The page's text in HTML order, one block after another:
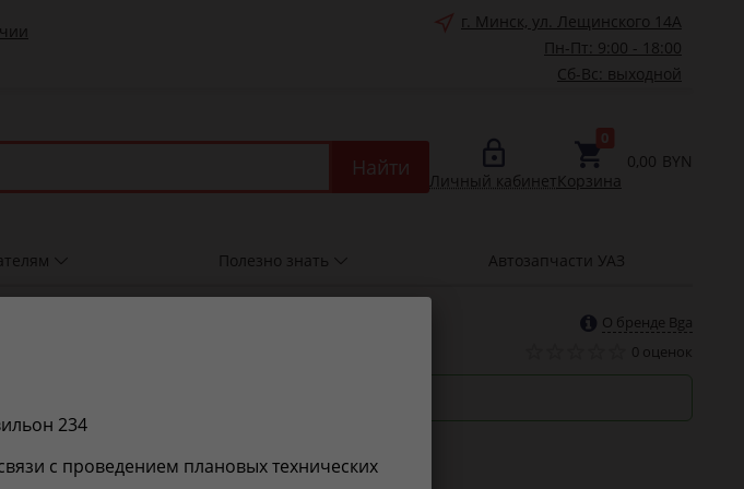
г. Минск, ул. Лещинского 14А
Пн-Пт: 9:00 - 18:00
Сб-Вс: выходной
Найти
Личный кабинет Корзина
0
0,00 BYN
Полезно знать Автозапчасти УАЗ
О бренде Bga
0 оценок
234
с проведением плановых технических